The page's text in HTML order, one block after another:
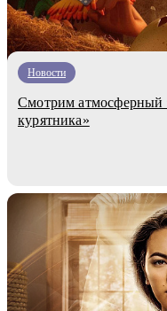
Новости
Смотрим атмосферный
курятника»